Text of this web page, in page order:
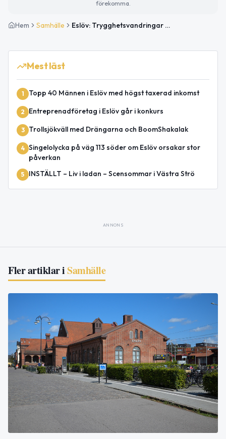
förekomma.
Hem Samhälle Eslöv: Trygghetsvandringar planeras 2026
Mest läst
1 Topp 40 Männen i Eslöv med högst taxerad inkomst
2 Entreprenadföretag i Eslöv går i konkurs
3 Trollsjökväll med Drängarna och BoomShakalak
4 Singelolycka på väg 113 söder om Eslöv orsakar stor
påverkan
5 INSTÄLLT – Liv i ladan – Scensommar i Västra Strö
ANNONS
Fler artiklar iSamhälle